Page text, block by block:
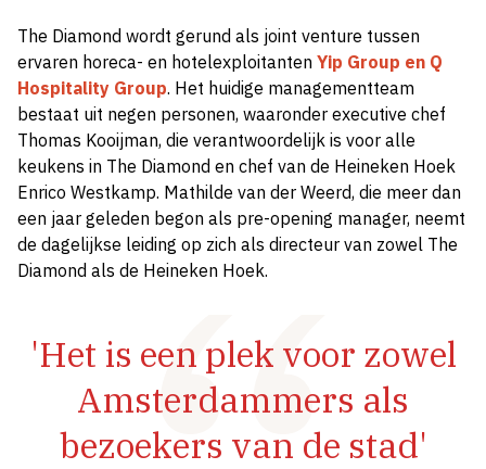
The Diamond wordt gerund als joint venture tussen
ervaren horeca- en hotelexploitanten Yip Group en Q
Hospitality Group. Het huidige managementteam
bestaat uit negen personen, waaronder executive chef
Thomas Kooijman, die verantwoordelijk is voor alle
keukens in The Diamond en chef van de Heineken Hoek
Enrico Westkamp. Mathilde van der Weerd, die meer dan
een jaar geleden begon als pre-opening manager, neemt
de dagelijkse leiding op zich als directeur van zowel The
Diamond als de Heineken Hoek.
'Het is een plek voor zowel
Amsterdammers als
bezoekers van de stad'